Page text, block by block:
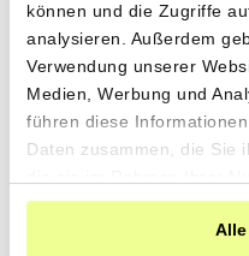
können und die Zugriffe
analysieren. Außerdem
Verwendung unserer
Medien, Werbung und
führen diese
Daten zusammen, die Sie
haben.
Farbige
alten
von Grüthof aus
500g